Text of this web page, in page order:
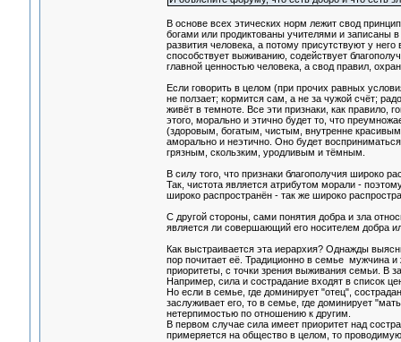
В основе всех этических норм лежит свод
богами или продиктованы учителями и записаны
развития человека, а потому присутствуют у
способствует выживанию, содействует
главной ценностью человека, а свод правил,
Если говорить в целом (при прочих равных
не ползает; кормится сам, а не за чужой счёт;
живёт в темноте. Все эти признаки, как правило,
этого, морально и этично будет то, что
(здоровым, богатым, чистым, внутренне
аморально и неэтично. Оно будет
грязным, скользким, уродливым и тёмным.
В силу того, что признаки благополучия широко
Так, чистота является атрибутом морали -
широко распространён - так же широко
С другой стороны, сами понятия добра и зла
является ли совершающий его носителем добра
Как выстраивается эта иерархия? Однажды
пор почитает её. Традиционно в семье мужчина
приоритеты, с точки зрения выживания семьи. В
Например, сила и сострадание входят в список
Но если в семье, где доминирует "отец",
заслуживает его, то в семье, где доминирует
нетерпимостью по отношению к другим.
В первом случае сила имеет приоритет над
примеряется на общество в целом, то